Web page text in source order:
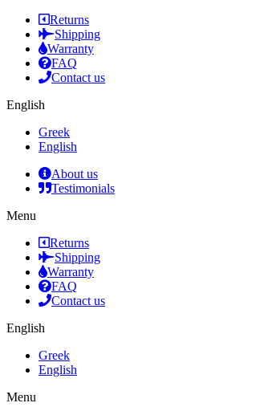
Returns
Shipping
Warranty
FAQ
Contact us
English
Greek
English
About us
Testimonials
Menu
Returns
Shipping
Warranty
FAQ
Contact us
English
Greek
English
Menu